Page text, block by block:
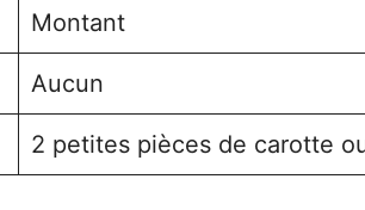
Montant
Aucun
2 petites pièces de carotte